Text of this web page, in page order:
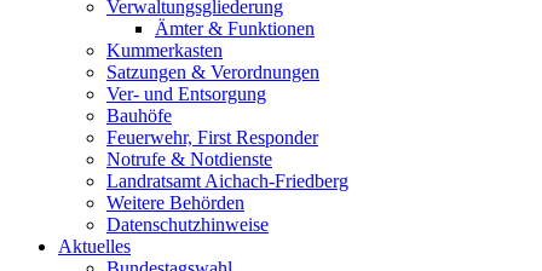
Verwaltungsgliederung
Ämter & Funktionen
Kummerkasten
Satzungen & Verordnungen
Ver- und Entsorgung
Bauhöfe
Feuerwehr, First Responder
Notrufe & Notdienste
Landratsamt Aichach-Friedberg
Weitere Behörden
Datenschutzhinweise
Aktuelles